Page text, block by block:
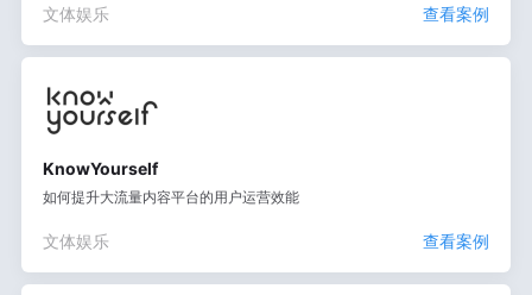
文体娱乐 查看案例
KnowYourself
如何提升大流量内容平台的用户运营效能
文体娱乐 查看案例